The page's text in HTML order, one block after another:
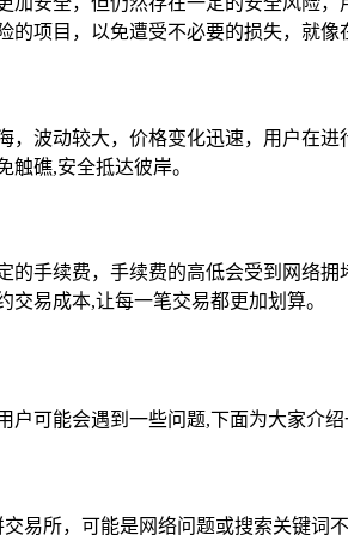
项目，以免遭受不必要的损失，就像
，波动较大，价格变化迅速，用户在
触礁,安全抵达彼岸。
的手续费，手续费的高低会受到网络
易成本,让每一笔交易都更加划算。
可能会遇到一些问题,下面为大家介绍
易所，可能是网络问题或搜索关键词